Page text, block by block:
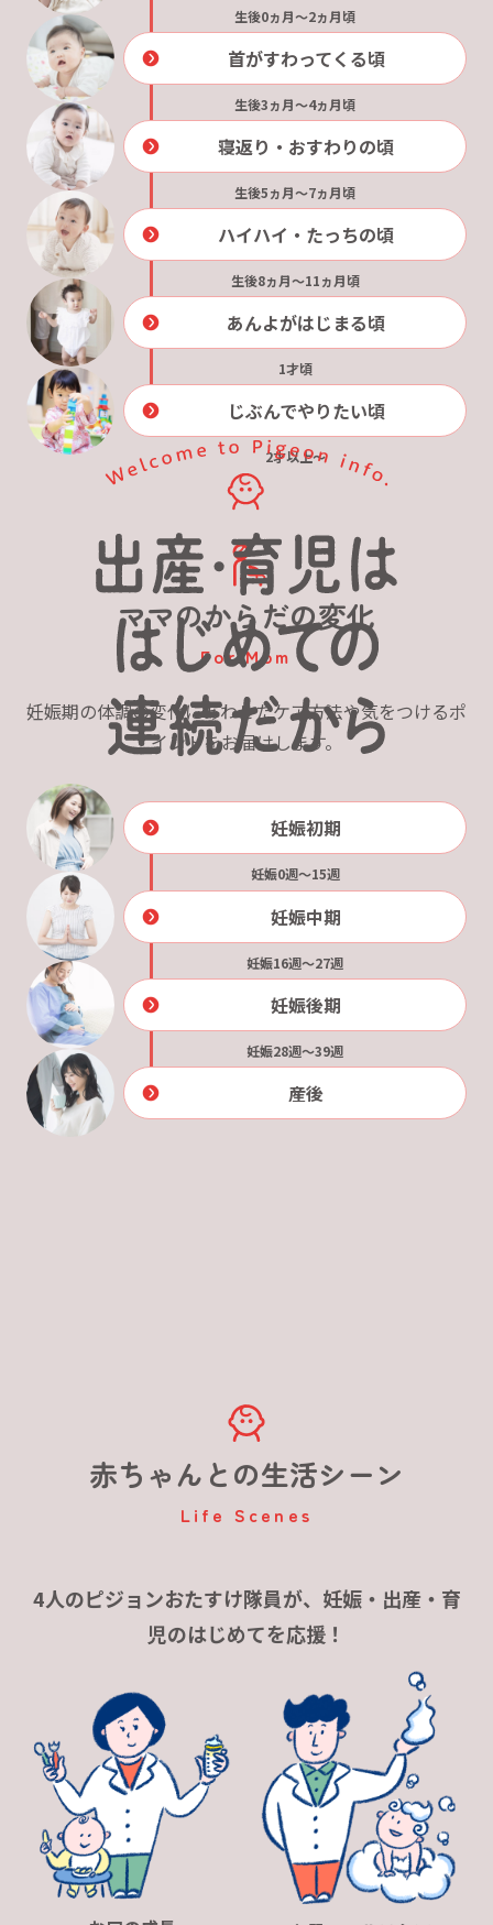
生後0ヵ月～2ヵ月頃
首がすわってくる頃
生後3ヵ月～4ヵ月頃
寝返り・ おすわりの頃
生後5ヵ月～7ヵ月頃
ハイハイ・ たっちの頃
生後8ヵ月～11ヵ月頃
あんよがはじまる頃
1才頃
じぶんでやりたい頃
2才以上～
ママのからだの変化
For Mom
妊娠期の体調の変化にあわせたケア方法や気をつけるポ
イントをお届けします。
妊娠初期
妊娠0週～15週
妊娠中期
妊娠16週～27週
妊娠後期
妊娠28週～39週
産後
赤ちゃんとの生活シーン
Life Scenes
4人のピジョンおたすけ隊員が、妊娠・出産・育
児のはじめてを応援！